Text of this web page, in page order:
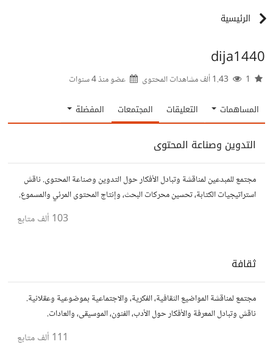
الرئيسية
dija1440
عضو منذ4 سنوات
المساهمات التعليقات المجتمعات المفضلة
التدوين وصناعة المحتوى
مجتمع للمبدعين لمناقشة وتبادل الأفكار حول التدوين وصناعة المحتوى. ناقش
استراتيجيات الكتابة، تحسين محركات البحث، وإنتاج المحتوى المرئي والمسموع.
103 ألف متابع
ثقافة
مجتمع لمناقشة المواضيع الثقافية، الفكرية، والاجتماعية بموضوعية وعقلانية.
ناقش وتبادل المعرفة والأفكار حول الأدب، الفنون، الموسيقى، والعادات.
111 ألف متابع